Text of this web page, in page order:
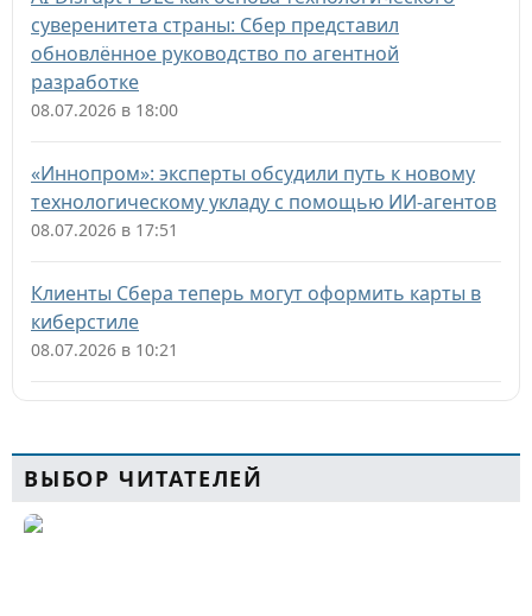
суверенитета страны: Сбер представил
обновлённое руководство по агентной
разработке
08.07.2026 в 18:00
«Иннопром»: эксперты обсудили путь к новому
технологическому укладу с помощью ИИ-агентов
08.07.2026 в 17:51
Клиенты Сбера теперь могут оформить карты в
киберстиле
08.07.2026 в 10:21
ВЫБОР ЧИТАТЕЛЕЙ